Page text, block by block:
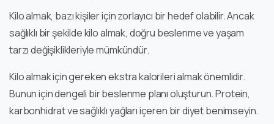
Kilo almak, bazı kişiler için zorlayıcı bir hedef olabilir. Ancak
sağlıklı bir şekilde kilo almak, doğru beslenme ve yaşam
tarzı değişiklikleriyle mümkündür.
Kilo almak için gereken ekstra kalorileri almak önemlidir.
Bunun için dengeli bir beslenme planı oluşturun. Protein,
karbonhidrat ve sağlıklı yağları içeren bir diyet benimseyin.